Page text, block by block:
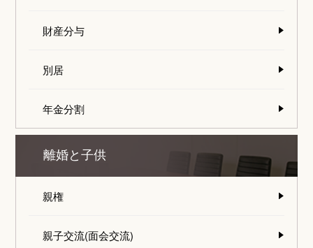
財産分与
別居
年金分割
離婚と子供
親権
親子交流(面会交流)